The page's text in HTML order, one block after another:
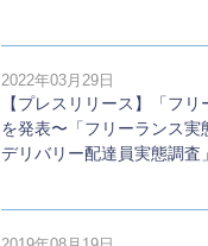
2022年03月29日
【プレスリリース】「フリ
を発表〜「フリーランス実
デリバリー配達員実態調査